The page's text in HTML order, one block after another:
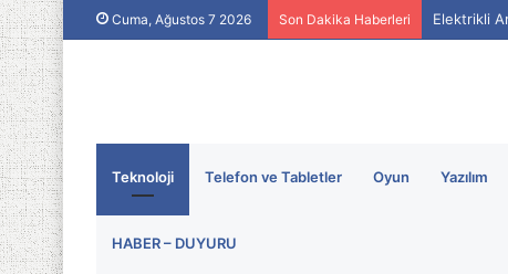
Cuma, Ağustos 7 2026 Son Dakika Haberleri Elektrikli
Teknoloji Telefon ve Tabletler Oyun Yazılım
HABER – DUYURU